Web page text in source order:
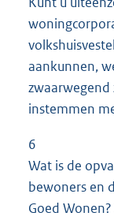
aankunnen,
zwaarwegend
instemmen
6
Wat is de
bewoners en
Goed